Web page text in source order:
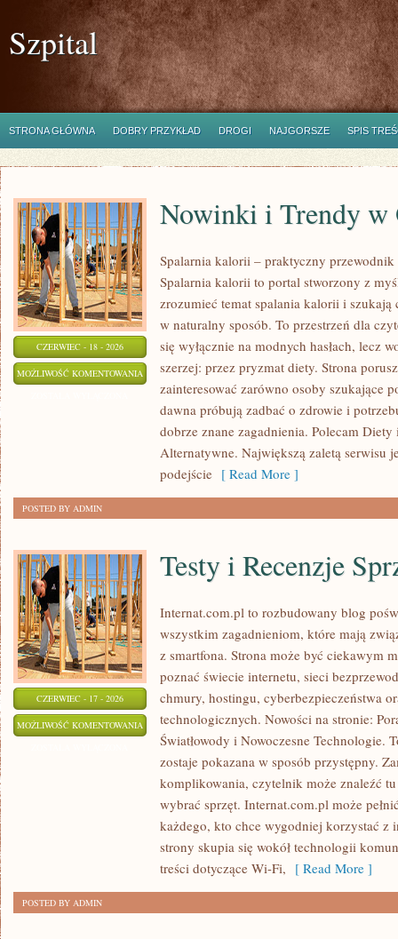
Szpital
STRONA GŁÓWNA DOBRY PRZYKŁAD DROGI NAJGORSZE SPIS
CZERWIEC - 18 - 2026
MOŻLIWOŚĆ KOMENTOWANIA NOWINKI
TRENDY
ODCHUDZANIU
Nowinki i Trendy w
Spalarnia kalorii – praktyczny przewodnik
Spalarnia kalorii to portal stworzony z
zrozumieć temat spalania kalorii i
w naturalny sposób. To przestrzeń dla
się wyłącznie na modnych hasłach, lecz
szerzej: przez pryzmat diety. Strona
zainteresować zarówno osoby szukające
dawna próbują zadbać o zdrowie i
dobrze znane zagadnienia. Polecam
Alternatywne. Największą zaletą serwisu
podejście [ Read More ]
POSTED BY ADMIN
CZERWIEC - 17 - 2026
MOŻLIWOŚĆ KOMENTOWANIA TESTY
RECENZJE
SPRZĘTU
Testy i Recenzje
Internat.com.pl to rozbudowany blog
wszystkim zagadnieniom, które mają
z smartfona. Strona może być ciekawym
poznać świecie internetu, sieci
chmury, hostingu, cyberbezpieczeństwa
technologicznych. Nowości na stronie:
Światłowody i Nowoczesne Technologie.
zostaje pokazana w sposób przystępny.
komplikowania, czytelnik może znaleźć
wybrać sprzęt. Internat.com.pl może
każdego, kto chce wygodniej korzystać z
strony skupia się wokół technologii
treści dotyczące Wi-Fi, [ Read More ]
POSTED BY ADMIN